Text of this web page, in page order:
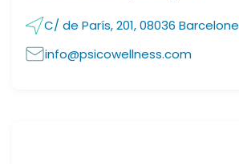
C/ de París, 201, 08036 Barcelone
info@psicowellness.com